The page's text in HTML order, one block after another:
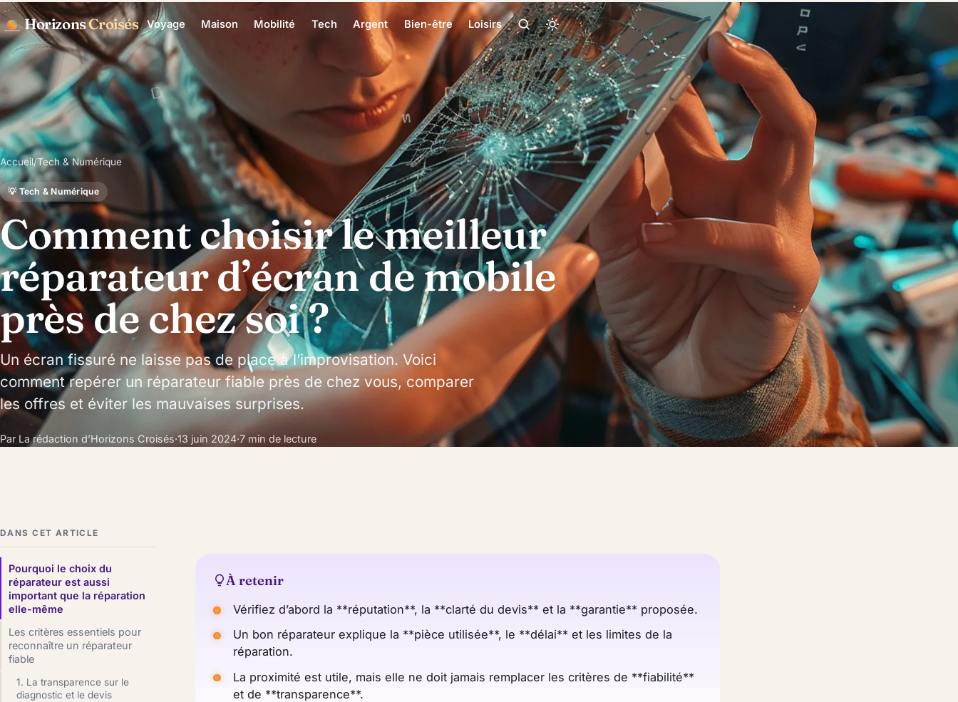
HorizonsCroisés Voyage Maison Mobilité Tech Argent Bien-être Loisirs
Accueil/Tech & Numérique
💡 Tech & Numérique
Comment choisir le meilleur
réparateur d’écran de mobile
près de chez soi ?
Un écran fissuré ne laisse pas de place à l’improvisation. Voici
comment repérer un réparateur fiable près de chez vous, comparer
les offres et éviter les mauvaises surprises.
Par La rédaction d’Horizons Croisés·13 juin 2024·7 min de lecture
DANS CET ARTICLE
Pourquoi le choix du
réparateur est aussi
important que la réparation
elle-même
Les critères essentiels pour
reconnaître un réparateur
fiable
1. La transparence sur le
diagnostic et le devis
À retenir
Vérifiez d’abord la **réputation**, la **clarté du devis** et la **garantie** proposée.
Un bon réparateur explique la **pièce utilisée**, le **délai** et les limites de la
réparation.
La proximité est utile, mais elle ne doit jamais remplacer les critères de **fiabilité**
et de **transparence**.